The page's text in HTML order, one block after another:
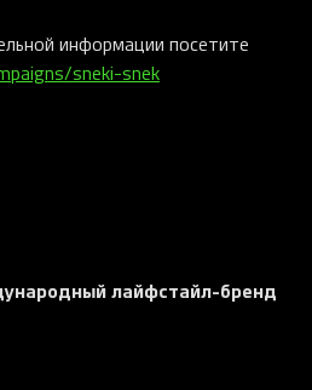
информации посетите
sneki-snek
лайфстайл-бренд